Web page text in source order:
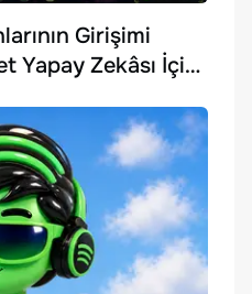
Girişimi
Yapay Zekâsı İçin